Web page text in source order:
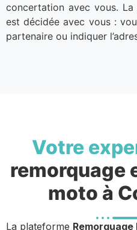
concertation avec vous.
est décidée avec vous :
partenaire ou indiquer
Votre
remorquage
moto à
La plateforme